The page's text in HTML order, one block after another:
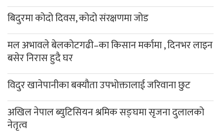
बिदुरमा कोदो दिवस, कोदो संरक्षणमा जोड
मल अभावले बेलकोटगढी–का किसान मर्कामा , दिनभर लाइन
बसेर निरास हुदै घर
विदुर खानेपानीका बक्यौता उपभोक्तालाई जरिवाना छुट
अखिल नेपाल ब्युटिसियन श्रमिक सङ्घमा सृजना दुलालको
नेतृत्व